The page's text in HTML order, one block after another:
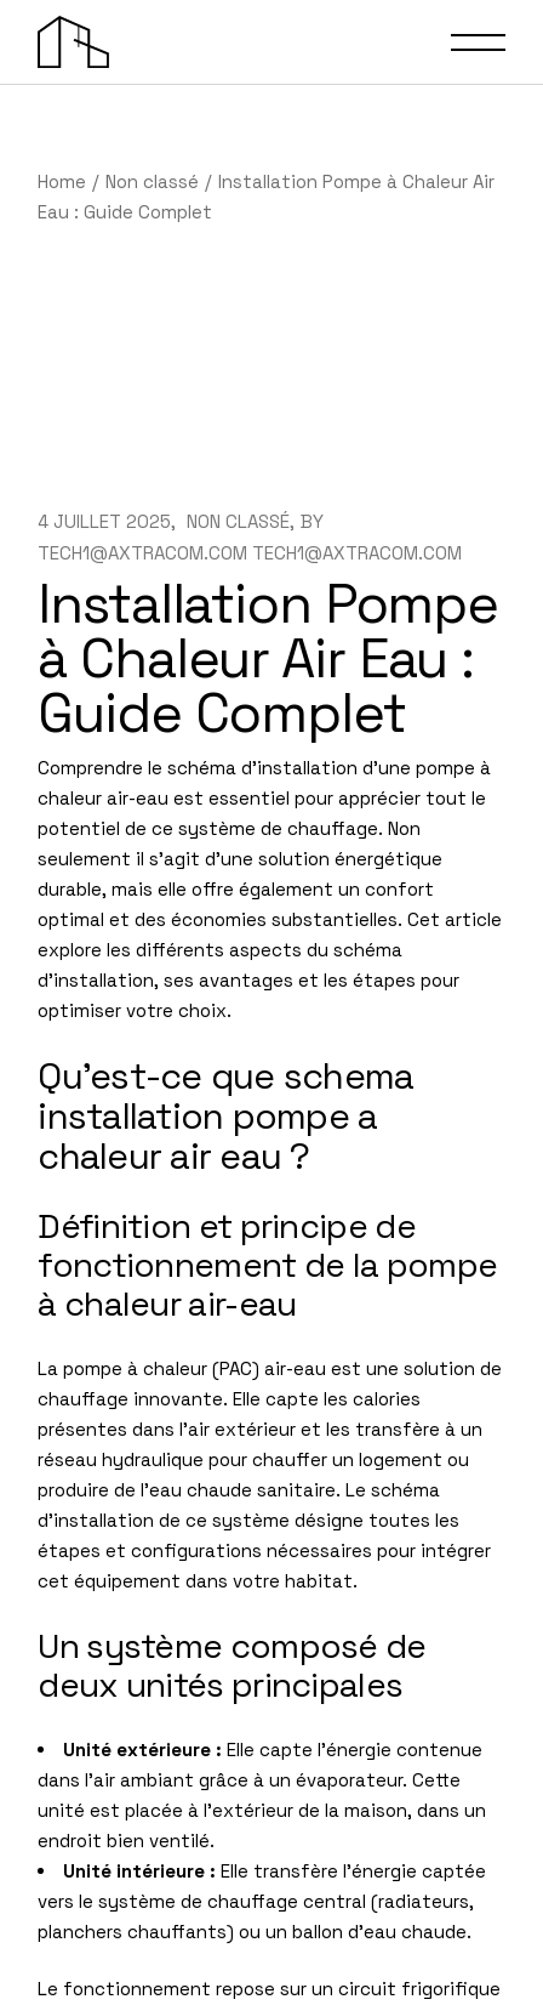
content
Home Non classé
Installation Pompe à Chaleur Air
Eau : Guide Complet
4 JUILLET 2025 NON CLASSÉ BY
TECH1@AXTRACOM.COM TECH1@AXTRACOM.COM
Installation Pompe
à Chaleur Air Eau :
Guide Complet
Comprendre le schéma d’installation d’une pompe à
chaleur air-eau est essentiel pour apprécier tout le
potentiel de ce système de chauffage. Non
seulement il s’agit d’une solution énergétique
durable, mais elle offre également un confort
optimal et des économies substantielles. Cet article
explore les différents aspects du schéma
d’installation, ses avantages et les étapes pour
optimiser votre choix.
Qu’est-ce que schema
installation pompe a
chaleur air eau ?
Définition et principe de
fonctionnement de la pompe
à chaleur air-eau
La pompe à chaleur (PAC) air-eau est une solution de
chauffage innovante. Elle capte les calories
présentes dans l’air extérieur et les transfère à un
réseau hydraulique pour chauffer un logement ou
produire de l’eau chaude sanitaire. Le schéma
d’installation de ce système désigne toutes les
étapes et configurations nécessaires pour intégrer
cet équipement dans votre habitat.
Un système composé de
deux unités principales
Unité extérieure : Elle capte l’énergie contenue
dans l’air ambiant grâce à un évaporateur. Cette
unité est placée à l’extérieur de la maison, dans un
endroit bien ventilé.
Unité intérieure : Elle transfère l’énergie captée
vers le système de chauffage central (radiateurs,
planchers chauffants) ou un ballon d’eau chaude.
Le fonctionnement repose sur un circuit frigorifique